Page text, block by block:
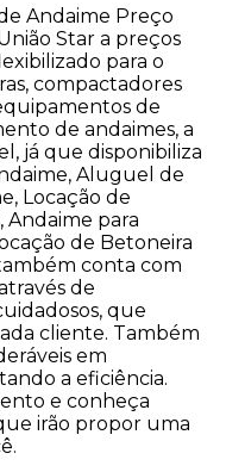
Andaime Preço
Star a preços
para o
compactadores
de
de andaimes, a
já que disponibiliza
Aluguel de
Locação de
Andaime para
de Betoneira
conta com
de
que
cliente. Também
em
a eficiência.
e conheça
irão propor uma